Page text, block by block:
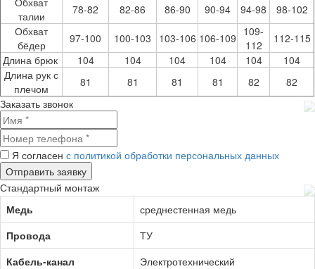
талии
78-82 82-86 86-90 90-94 94-98
98-102
Обхват
бёдер
97-100 100-103 103-106 106-109 109-
112
112-115
Длина брюк
104 104 104 104 104
104
Длина рук с
плечом
81 81 81 81 82
82
Заказать звонок
Я согласен с политикой обработки персональных данных
Стандартный монтаж
Медь
среднестенная медь
Провода
ТУ
Кабель-канал
Электротехнический